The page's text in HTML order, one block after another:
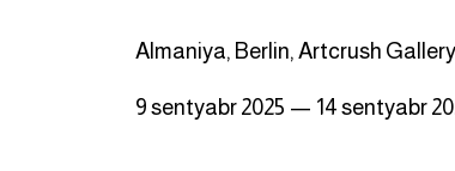
9 sentyabr 2025 — 14 sentyabr
Almaniya, Berlin, Artcrush